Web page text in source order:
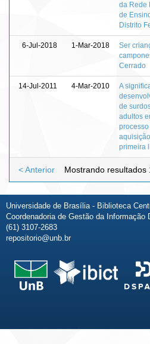
da Rede
de
Distrito
6-Jul-2018 1-Mar-2018
Ser
Cerrado
14-Jul-2011 4-Mar-2010
A
de
adultos
processo
primeira
Mostrando resultados
< Anterior
Universidade de Brasília - Biblioteca
Coordenadoria de Gestão da Informação
(61) 3107-2683
repositorio@unb.br